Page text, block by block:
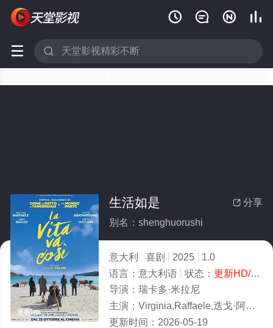
   
 
更新HD
 分享
生活如是
别名：shenghuorushi
意大利 喜剧 2025
1.0
语言： 意大利语 状态： 更新HD/高清
导演： 瑞卡多·米拉尼
主演： Virginia,Raffaele,迭戈·阿巴坦托诺,Aldo,Baglio,Ignazio,Mul
更新时间： 2026-05-19